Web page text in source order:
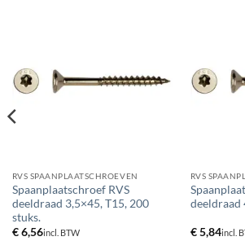
RVS SPAANPLAATSCHROEVEN
Spaanplaatschroef RVS
deeldraad 3,5×45, T15, 200
stuks.
€6,56incl. BTW
RVS
deeldraad
€5,84incl.